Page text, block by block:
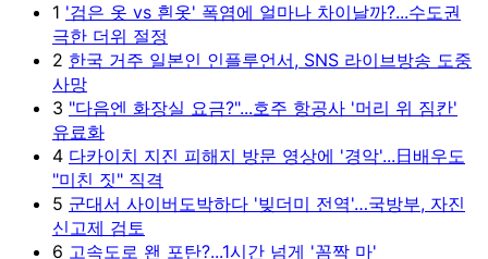
1 '검은 옷 vs 흰옷' 폭염에 얼마나 차이날까?...수도권
극한 더위 절정
2 한국 거주 일본인 인플루언서, SNS 라이브방송 도중
사망
3 "다음엔 화장실 요금?"...호주 항공사 '머리 위 짐칸'
유료화
4 다카이치 지진 피해지 방문 영상에 '경악'...日배우도
"미친 짓" 직격
5 군대서 사이버도박하다 '빚더미 전역'…국방부, 자진
신고제 검토
6 고속도로 왠 포탄?...1시간 넘게 '꼼짝 마'